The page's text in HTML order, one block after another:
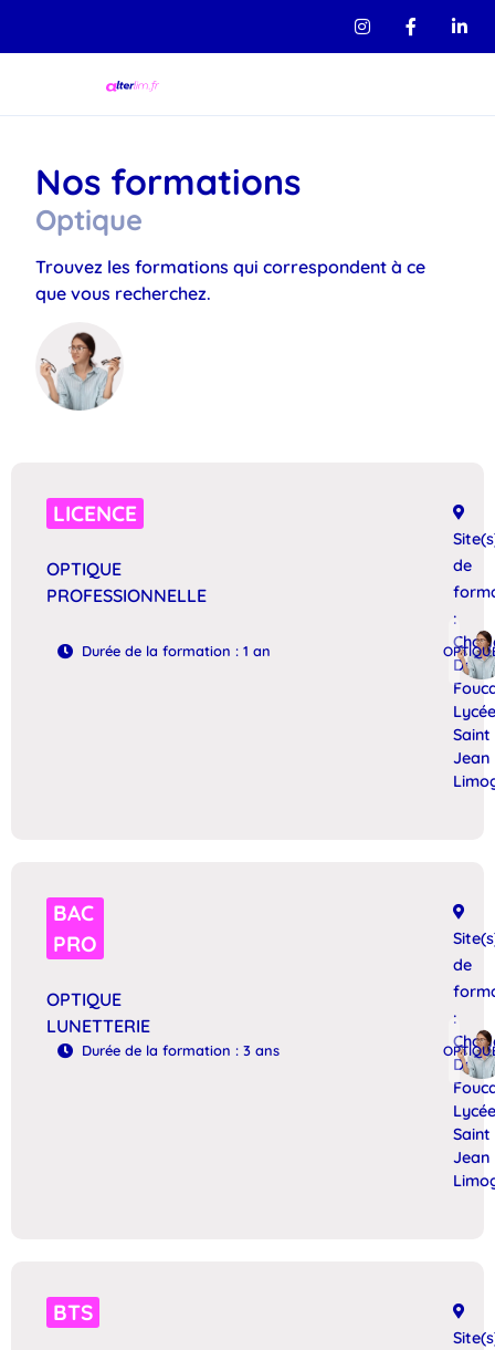
Nos formations
Optique
Trouvez les formations qui correspondent à ce
que vous recherchez.
LICENCE
OPTIQUE
PROFESSIONNELLE
Durée de la formation : 1 an
de
:
De
Lycée
Saint
Jean
DÉTAILS
BAC
PRO
OPTIQUE
LUNETTERIE
Durée de la formation : 3 ans
de
:
De
Lycée
Saint
Jean
DÉTAILS
BTS